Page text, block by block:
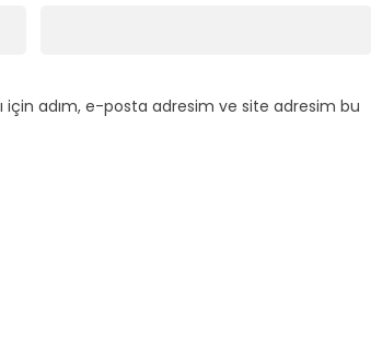
için adım, e-posta adresim ve site adresim bu